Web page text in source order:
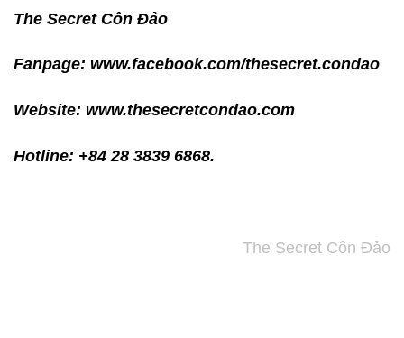
The Secret Côn Đảo
Fanpage: www.facebook.com/thesecret.condao
Website: www.thesecretcondao.com
Hotline: +84 28 3839 6868.
The Secret Côn Đảo